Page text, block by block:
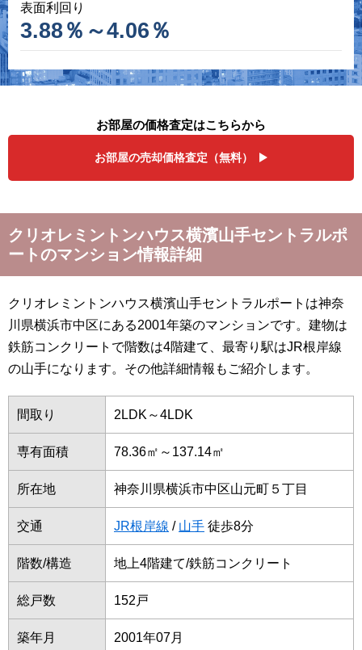
表面利回り
3.88％～4.06％
お部屋の価格査定はこちらから
お部屋の売却価格査定（無料）
クリオレミントンハウス横濱山手セントラルポ
ートのマンション情報詳細
クリオレミントンハウス横濱山手セントラルポートは神奈
川県横浜市中区にある2001年築のマンションです。建物は
鉄筋コンクリートで階数は4階建て、最寄り駅はJR根岸線
の山手になります。その他詳細情報もご紹介します。
間取り 2LDK～4LDK
専有面積 78.36㎡～137.14㎡
所在地 神奈川県横浜市中区山元町５丁目
交通 JR根岸線 / 山手 徒歩8分
階数/構造 地上4階建て/鉄筋コンクリート
総戸数 152戸
築年月 2001年07月